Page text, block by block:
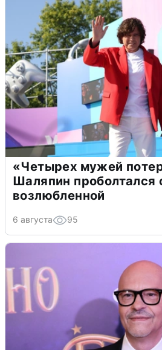
«Четырех мужей
Шаляпин проболтался
возлюбленной
6 августа 95